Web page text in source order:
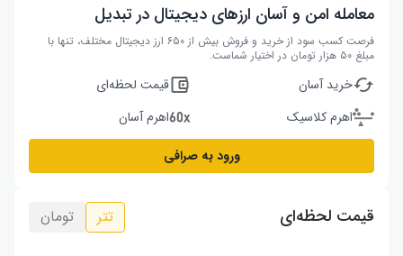
معامله امن و آسان ارزهای دیجیتال در تبدیل
فرصت کسب سود از خرید و فروش بیش از ۶۵۰ ارز دیجیتال مختلف، تنها با
مبلغ ۵۰ هزار تومان در اختیار شماست.
خرید آسان
قیمت لحظه‌ای
اهرم کلاسیک
اهرم آسان
ورود به صرافی
قیمت لحظه‌ای تتر تومان